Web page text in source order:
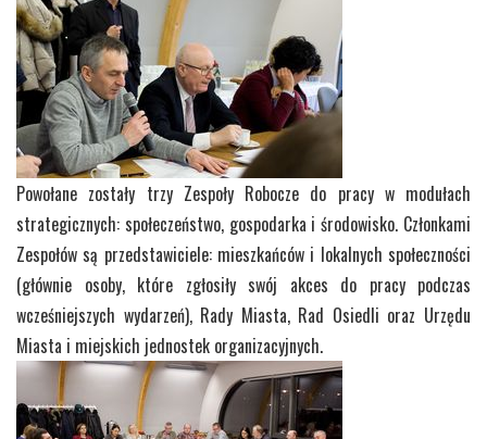
Powołane zostały trzy Zespoły Robocze do pracy w modułach
strategicznych: społeczeństwo, gospodarka i środowisko. Członkami
Zespołów są przedstawiciele: mieszkańców i lokalnych społeczności
(głównie osoby, które zgłosiły swój akces do pracy podczas
wcześniejszych wydarzeń), Rady Miasta, Rad Osiedli oraz Urzędu
Miasta i miejskich jednostek organizacyjnych.